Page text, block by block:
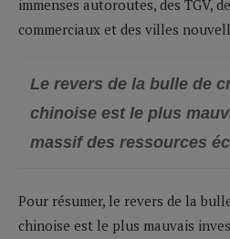
immenses autoroutes, des TGV,
commerciaux et des villes
Le revers de la bulle de
chinoise est le plus
massif des ressources
Pour résumer, le revers de la
chinoise est le plus mauvais